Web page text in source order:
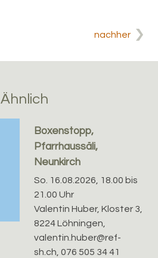
nachher
Ähnlich
Boxenstopp,
Pfarrhaussäli,
Neunkirch
So. 16.08.2026, 18.00 bis
21.00 Uhr
Valentin Huber, Kloster 3,
8224 Löhningen,
valentin.huber@ref-
sh.ch, 076 505 34 41